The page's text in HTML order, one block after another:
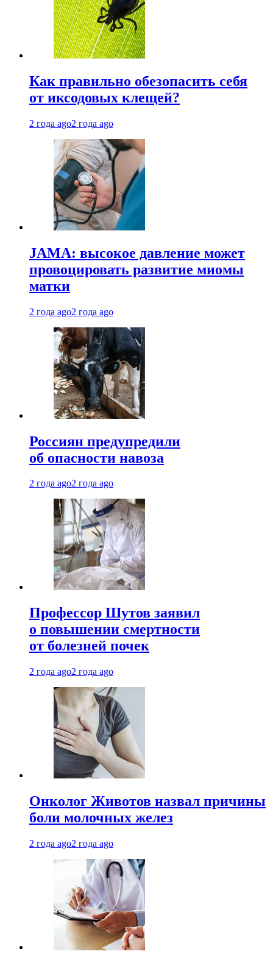
Как правильно обезопасить себя
от иксодовых клещей?
2 года ago2 года ago
JAMA: высокое давление может
провоцировать развитие миомы
матки
2 года ago2 года ago
Россиян предупредили
об опасности навоза
2 года ago2 года ago
Профессор Шутов заявил
о повышении смертности
от болезней почек
2 года ago2 года ago
Онколог Животов назвал причины
боли молочных желез
2 года ago2 года ago